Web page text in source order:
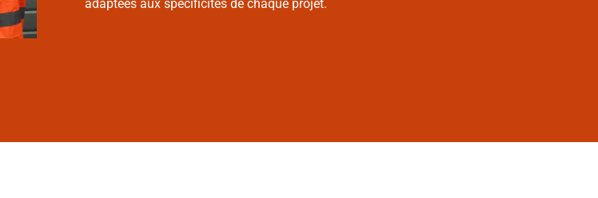
adaptées aux spécificités de chaque projet.